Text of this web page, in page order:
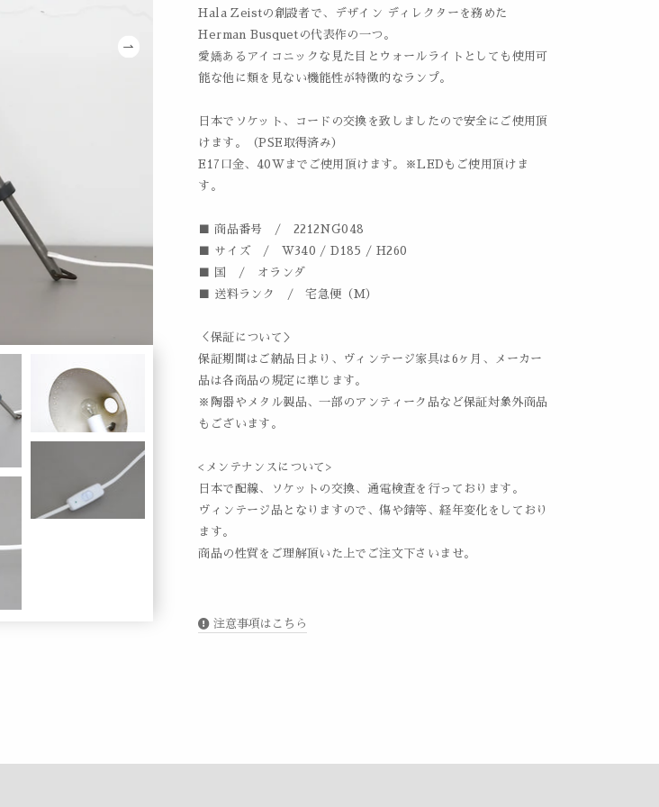
Hala Zeistの創設者で、デザイン ディレクターを務めた
Herman Busquetの代表作の一つ。
愛嬌あるアイコニックな見た目とウォールライトとしても使用可
能な他に類を見ない機能性が特徴的なランプ。
日本でソケット、コードの交換を致しましたので安全にご使用頂
けます。（PSE取得済み）
E17口金、40Wまでご使用頂けます。※LEDもご使用頂けま
す。
■ 商品番号 / 2212NG048
■ サイズ / W340 / D185 / H260
■ 国 / オランダ
■ 送料ランク / 宅急便（M）
＜保証について＞
保証期間はご納品日より、ヴィンテージ家具は6ヶ月、メーカー
品は各商品の規定に準じます。
※陶器やメタル製品、一部のアンティーク品など保証対象外商品
もございます。
<メンテナンスについて>
日本で配線、ソケットの交換、通電検査を行っております。
ヴィンテージ品となりますので、傷や錆等、経年変化をしており
ます。
商品の性質をご理解頂いた上でご注文下さいませ。
注意事項はこちら